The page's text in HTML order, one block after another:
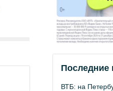
Последние
ВТБ: на